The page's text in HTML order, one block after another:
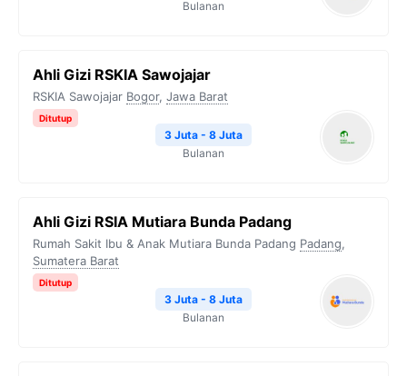
Bulanan
Ahli Gizi RSKIA Sawojajar
RSKIA Sawojajar Bogor, Jawa Barat
Ditutup
3 Juta - 8 Juta
Bulanan
Ahli Gizi RSIA Mutiara Bunda Padang
Rumah Sakit Ibu & Anak Mutiara Bunda Padang Padang,
Sumatera Barat
Ditutup
3 Juta - 8 Juta
Bulanan